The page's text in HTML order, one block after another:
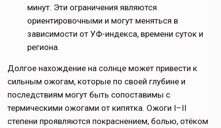
минут. Эти ограничения являются
ориентировочными и могут меняться в
зависимости от УФ-индекса, времени суток и
региона.
Долгое нахождение на солнце может привести к
сильным ожогам, которые по своей глубине и
последствиям могут быть сопоставимы с
термическими ожогами от кипятка. Ожоги I–II
степени проявляются покраснением, болью, отёком